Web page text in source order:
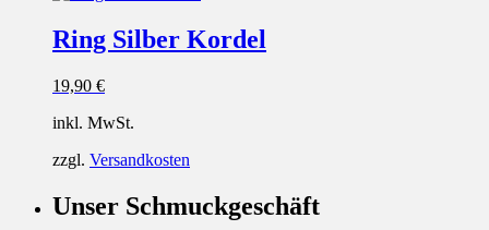
Ring Silber Kordel
19,90 €
inkl. MwSt.
zzgl. Versandkosten
Unser Schmuckgeschäft